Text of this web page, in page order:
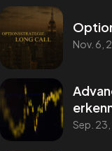
Nov. 6,
Sep.